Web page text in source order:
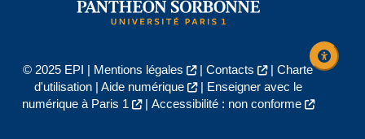
© 2025 EPI | Mentions légales | Contacts | Charte
d'utilisation| Aide numérique |
Enseigner avec le
numérique à Paris 1
| Accessibilité : non conforme